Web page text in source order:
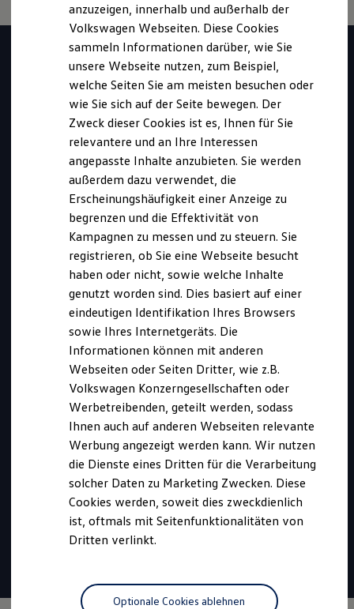
Kurz notiert
Diese Ausbildung bieten wir an in:
Kassel
Bewerbungszeitraum:
01.08.2026 bis 30.04.2027
Beginn:September 2027
Dauer:3 Jahre
Vergütungab 1.327 €
anzuzeigen, innerhalb und außerhalb der
Volkswagen Webseiten. Diese Cookies
sammeln Informationen darüber, wie Sie
unsere Webseite nutzen, zum Beispiel,
welche Seiten Sie am meisten besuchen oder
wie Sie sich auf der Seite bewegen. Der
Zweck dieser Cookies ist es, Ihnen für Sie
relevantere und an Ihre Interessen
angepasste Inhalte anzubieten. Sie werden
außerdem dazu verwendet, die
Erscheinungshäufigkeit einer Anzeige zu
begrenzen und die Effektivität von
Kampagnen zu messen und zu steuern. Sie
registrieren, ob Sie eine Webseite besucht
haben oder nicht, sowie welche Inhalte
genutzt worden sind. Dies basiert auf einer
eindeutigen Identifikation Ihres Browsers
sowie Ihres Internetgeräts. Die
Informationen können mit anderen
Webseiten oder Seiten Dritter, wie z.B.
Volkswagen Konzerngesellschaften oder
Werbetreibenden, geteilt werden, sodass
Ihnen auch auf anderen Webseiten relevante
Werbung angezeigt werden kann. Wir nutzen
die Dienste eines Dritten für die Verarbeitung
solcher Daten zu Marketing Zwecken. Diese
Cookies werden, soweit dies zweckdienlich
ist, oftmals mit Seitenfunktionalitäten von
Dritten verlinkt.
Optionale Cookies ablehnen